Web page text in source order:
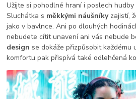
Užijte si pohodlné hraní i poslech
Sluchátka s měkkými náušníkyzajistí,
jako v bavlnce. Ani po dlouhých
nebudete cítit unavení ani vás nebude
design se dokáže přizpůsobit každému
komfortu pak přispívá také odlehčená